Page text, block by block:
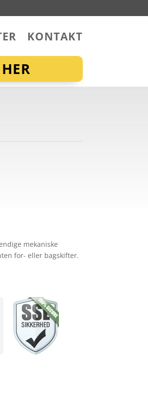
KONTAKT
mekaniske
for- eller bagskifter.